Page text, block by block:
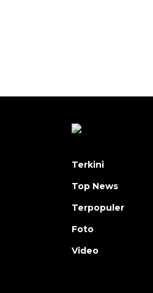
Terkini
Top News
Terpopuler
Foto
Video